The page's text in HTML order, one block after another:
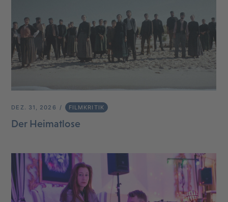
DEZ. 31, 2026 FILMKRITIK
Der Heimatlose